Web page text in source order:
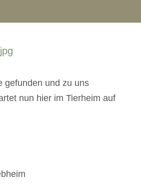
gefunden und zu uns
nun hier im Tierheim auf